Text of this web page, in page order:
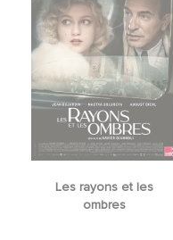
Les rayons et les
ombres